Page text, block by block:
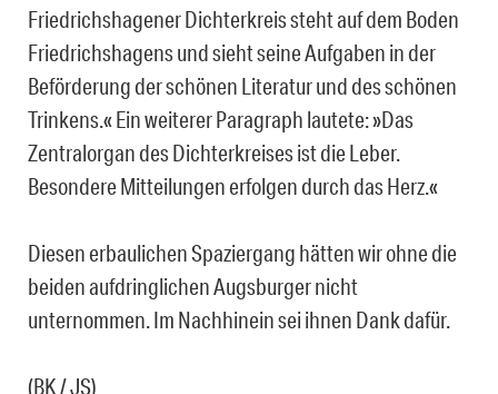
Friedrichshagener Dichterkreis steht auf dem Boden
Friedrichshagens und sieht seine Aufgaben in der
Beförderung der schönen Literatur und des schönen
Trinkens.« Ein weiterer Paragraph lautete: »Das
Zentralorgan des Dichterkreises ist die Leber.
Besondere Mitteilungen erfolgen durch das Herz.«
Diesen erbaulichen Spaziergang hätten wir ohne die
beiden aufdringlichen Augsburger nicht
unternommen. Im Nachhinein sei ihnen Dank dafür.
(BK / JS)